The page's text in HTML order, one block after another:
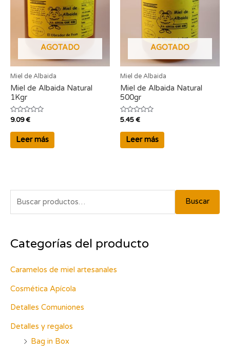
u
c
r
p
:
Buscar
Categorías del producto
Caramelos de miel artesanales
Cosmética Apícola
Detalles Comuniones
Detalles y regalos
Bag in Box
AGOTADO
Miel de Albaida
Miel de Albaida Natural
1Kgr
Valorado
0
de
9.09€
Leer más
AGOTADO
Miel de Albaida
Miel de Albaida Natural
500gr
Valorado
0
de
5.45€
Leer más